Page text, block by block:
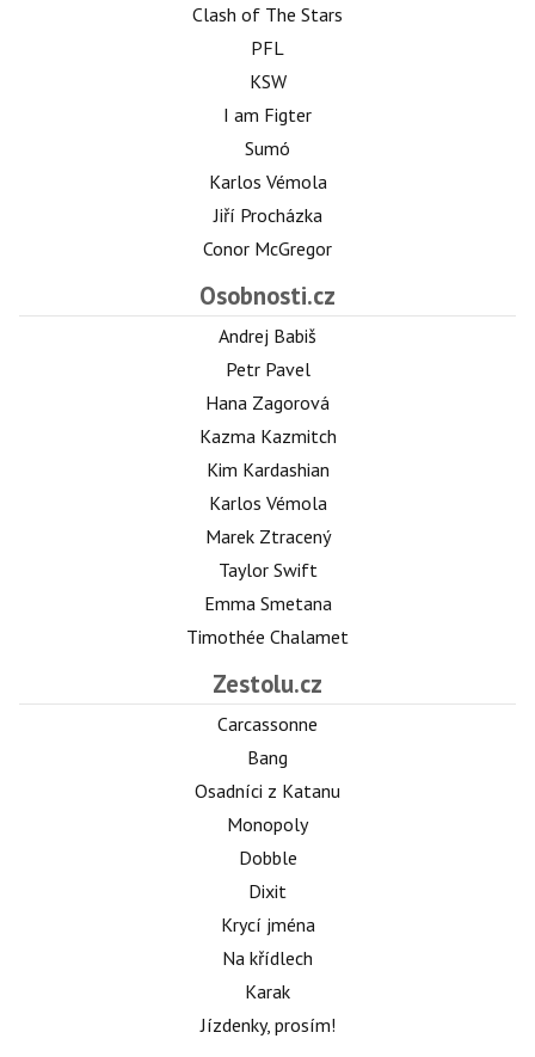
Clash of The Stars
PFL
KSW
I am Figter
Sumó
Karlos Vémola
Jiří Procházka
Conor McGregor
Osobnosti.cz
Andrej Babiš
Petr Pavel
Hana Zagorová
Kazma Kazmitch
Kim Kardashian
Karlos Vémola
Marek Ztracený
Taylor Swift
Emma Smetana
Timothée Chalamet
Zestolu.cz
Carcassonne
Bang
Osadníci z Katanu
Monopoly
Dobble
Dixit
Krycí jména
Na křídlech
Karak
Jízdenky, prosím!